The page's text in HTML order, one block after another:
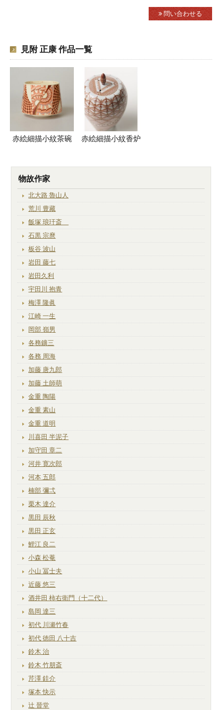
問い合わせる
見附 正康 作品一覧
赤絵細描小紋茶碗 赤絵細描小紋香炉
物故作家
北大路 魯山人
荒川 豊藏
飯塚 琅玕斎
石黒 宗麿
板谷 波山
岩田 藤七
岩田久利
宇田川 抱青
梅澤 隆眞
江崎 一生
岡部 嶺男
各務鑛三
各務 周海
加藤 唐九郎
加藤 土師萌
金重 陶陽
金重 素山
金重 道明
川喜田 半泥子
加守田 章二
河井 寛次郎
河本 五郎
楠部 彌弌
栗木 達介
黒田 辰秋
黒田 正玄
鯉江 良二
小森 松菴
小山 冨士夫
近藤 悠三
酒井田 柿右衛門（十二代）
島岡 達三
初代 川瀬竹春
初代 徳田 八十吉
鈴木 治
鈴木 竹朋斎
芹澤 銈介
塚本 快示
辻 晉堂